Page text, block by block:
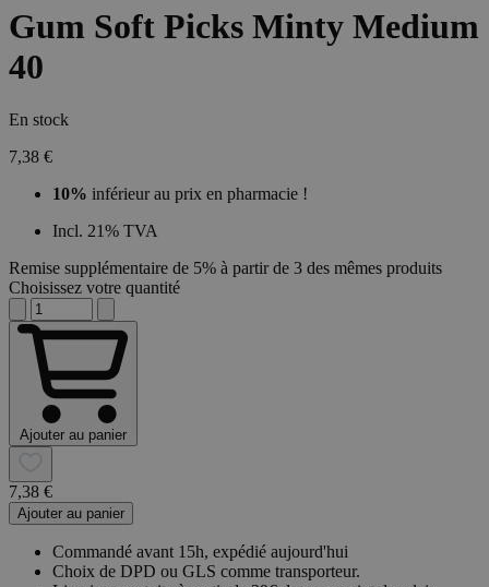
Gum Soft Picks Minty Medium
40
En stock
7,38 €
10% inférieur au prix en pharmacie !
Incl. 21% TVA
Remise supplémentaire de 5% à partir de 3 des mêmes produits
Choisissez votre quantité
Ajouter au panier
7,38 €
Ajouter au panier
Commandé avant 15h, expédié aujourd'hui
Choix de DPD ou GLS comme transporteur.